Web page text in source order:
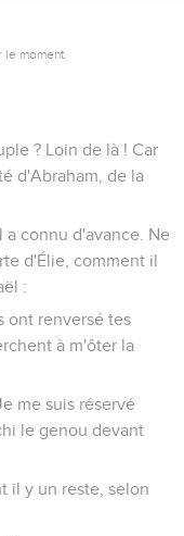
moment.
? Loin de là ! Car
d'Abraham, de la
connu d'avance. Ne
d'Élie, comment il
:
ont renversé tes
à m'ôter la
me suis réservé
le genou devant
il y un reste, selon